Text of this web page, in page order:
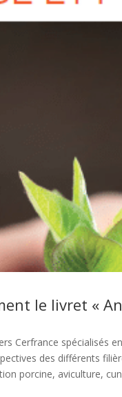
le livret «
Cerfrance spécialisés
des différents
porcine, aviculture,